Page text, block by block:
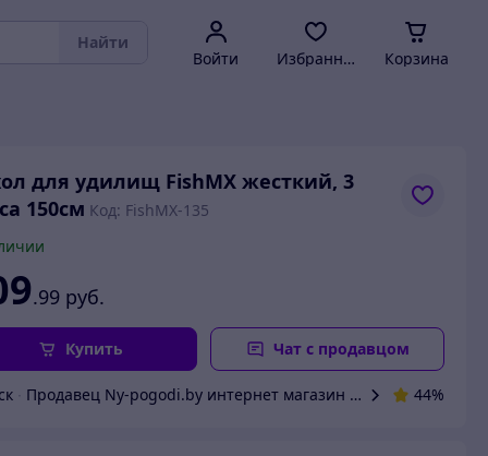
Найти
Войти Избранное Корзина
для удилищ FishMX жесткий, 3
150см Код: FishMX-135
.99 руб.
Купить Чат с продавцом
Продавец Ny-pogodi.by интернет магазин "Ну, погоди бай"
44%